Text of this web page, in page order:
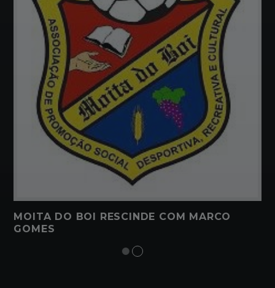
MOITA DO BOI RESCINDE COM MARCO
GOMES